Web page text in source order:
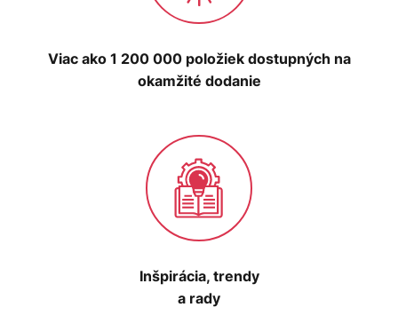
Viac ako 1 200 000 položiek dostupných na
okamžité dodanie
Inšpirácia, trendy
a rady